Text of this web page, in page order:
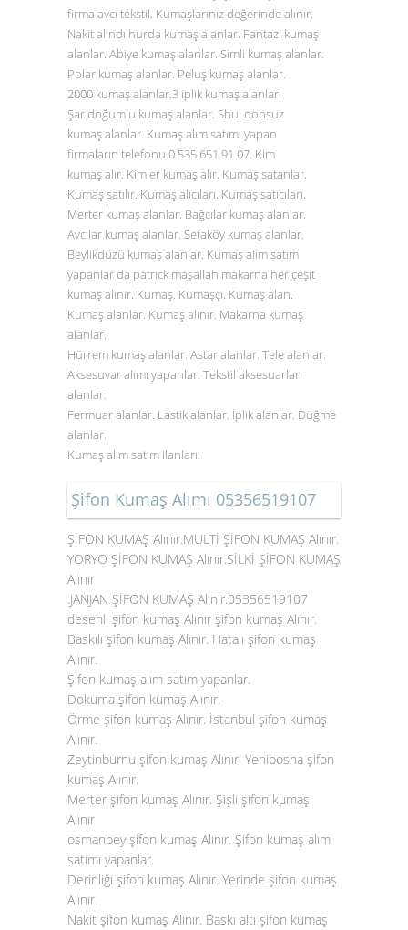
firma avcı tekstil. Kumaşlarınız değerinde alınır.
Nakit alındı hurda kumaş alanlar. Fantazi kumaş
alanlar. Abiye kumaş alanlar. Simli kumaş alanlar.
Polar kumaş alanlar. Peluş kumaş alanlar.
2000 kumaş alanlar.3 iplik kumaş alanlar.
Şar doğumlu kumaş alanlar. Shui donsuz
kumaş alanlar. Kumaş alım satımı yapan
firmaların telefonu.0 535 651 91 07. Kim
kumaş alır. Kimler kumaş alır. Kumaş satanlar.
Kumaş satılır. Kumaş alıcıları. Kumaş satıcıları.
Merter kumaş alanlar. Bağcılar kumaş alanlar.
Avcılar kumaş alanlar. Sefaköy kumaş alanlar.
Beylikdüzü kumaş alanlar. Kumaş alım satım
yapanlar da patrick maşallah makarna her çeşit
kumaş alınır. Kumaş. Kumaşçı. Kumaş alan.
Kumaş alanlar. Kumaş alınır. Makarna kumaş
alanlar.
Hürrem kumaş alanlar. Astar alanlar. Tele alanlar.
Aksesuvar alımı yapanlar. Tekstil aksesuarları
alanlar.
Fermuar alanlar. Lastik alanlar. İplik alanlar. Düğme
alanlar.
Kumaş alım satım ilanları.
Şifon Kumaş Alımı 05356519107
ŞİFON KUMAŞ Alınır.MULTİ ŞİFON KUMAŞ Alınır.
YORYO ŞİFON KUMAŞ Alınır.SİLKİ ŞİFON KUMAŞ
Alınır
.JANJAN ŞİFON KUMAŞ Alınır.05356519107
desenli şifon kumaş Alınır şifon kumaş Alınır.
Baskılı şifon kumaş Alınır. Hatalı şifon kumaş
Alınır.
Şifon kumaş alım satım yapanlar.
Dokuma şifon kumaş Alınır.
Örme şifon kumaş Alınır. İstanbul şifon kumaş
Alınır.
Zeytinburnu şifon kumaş Alınır. Yenibosna şifon
kumaş Alınır.
Merter şifon kumaş Alınır. Şişli şifon kumaş
Alınır
osmanbey şifon kumaş Alınır. Şifon kumaş alım
satımı yapanlar.
Derinliği şifon kumaş Alınır. Yerinde şifon kumaş
Alınır.
Nakit şifon kumaş Alınır. Baskı altı şifon kumaş